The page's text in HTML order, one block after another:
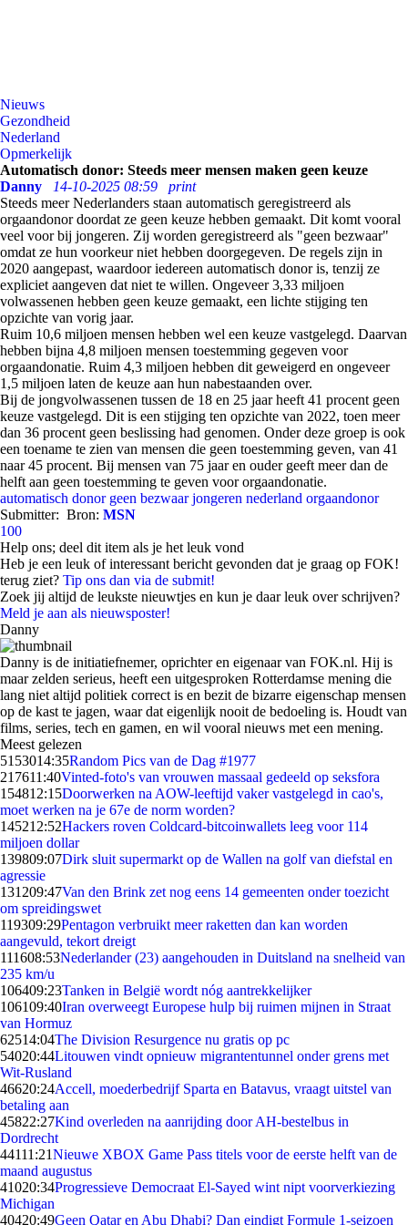
Nieuws
Gezondheid
Nederland
Opmerkelijk
Automatisch donor: Steeds meer mensen maken geen keuze
Danny
14-10-2025 08:59
print
Steeds meer Nederlanders staan automatisch geregistreerd als
orgaandonor doordat ze geen keuze hebben gemaakt. Dit komt vooral
veel voor bij jongeren. Zij worden geregistreerd als "geen bezwaar"
omdat ze hun voorkeur niet hebben doorgegeven. De regels zijn in
2020 aangepast, waardoor iedereen automatisch donor is, tenzij ze
expliciet aangeven dat niet te willen. Ongeveer 3,33 miljoen
volwassenen hebben geen keuze gemaakt, een lichte stijging ten
opzichte van vorig jaar.
Ruim 10,6 miljoen mensen hebben wel een keuze vastgelegd. Daarvan
hebben bijna 4,8 miljoen mensen toestemming gegeven voor
orgaandonatie. Ruim 4,3 miljoen hebben dit geweigerd en ongeveer
1,5 miljoen laten de keuze aan hun nabestaanden over.
Bij de jongvolwassenen tussen de 18 en 25 jaar heeft 41 procent geen
keuze vastgelegd. Dit is een stijging ten opzichte van 2022, toen meer
dan 36 procent geen beslissing had genomen. Onder deze groep is ook
een toename te zien van mensen die geen toestemming geven, van 41
naar 45 procent. Bij mensen van 75 jaar en ouder geeft meer dan de
helft aan geen toestemming te geven voor orgaandonatie.
automatisch donor geen bezwaar jongeren nederland orgaandonor
Submitter: Bron: MSN
100
Help ons; deel dit item als je het leuk vond
Heb je een leuk of interessant bericht gevonden dat je graag op FOK!
terug ziet? Tip ons dan via de submit!
Zoek jij altijd de leukste nieuwtjes en kun je daar leuk over schrijven?
Meld je aan als nieuwsposter!
Danny
Danny is de initiatiefnemer, oprichter en eigenaar van FOK.nl. Hij is
maar zelden serieus, heeft een uitgesproken Rotterdamse mening die
lang niet altijd politiek correct is en bezit de bizarre eigenschap mensen
op de kast te jagen, waar dat eigenlijk nooit de bedoeling is. Houdt van
films, series, tech en gamen, en wil vooral nieuws met een mening.
Meest gelezen
5153014:35Random Pics van de Dag #1977
217611:40Vinted-foto's van vrouwen massaal gedeeld op seksfora
154812:15Doorwerken na AOW-leeftijd vaker vastgelegd in cao's,
moet werken na je 67e de norm worden?
145212:52Hackers roven Coldcard-bitcoinwallets leeg voor 114
miljoen dollar
139809:07Dirk sluit supermarkt op de Wallen na golf van diefstal en
agressie
131209:47Van den Brink zet nog eens 14 gemeenten onder toezicht
om spreidingswet
119309:29Pentagon verbruikt meer raketten dan kan worden
aangevuld, tekort dreigt
111608:53Nederlander (23) aangehouden in Duitsland na snelheid van
235 km/u
106409:23Tanken in België wordt nóg aantrekkelijker
106109:40Iran overweegt Europese hulp bij ruimen mijnen in Straat
van Hormuz
62514:04The Division Resurgence nu gratis op pc
54020:44Litouwen vindt opnieuw migrantentunnel onder grens met
Wit-Rusland
46620:24Accell, moederbedrijf Sparta en Batavus, vraagt uitstel van
betaling aan
45822:27Kind overleden na aanrijding door AH-bestelbus in
Dordrecht
44111:21Nieuwe XBOX Game Pass titels voor de eerste helft van de
maand augustus
41020:34Progressieve Democraat El-Sayed wint nipt voorverkiezing
Michigan
40420:49Geen Qatar en Abu Dhabi? Dan eindigt Formule 1-seizoen